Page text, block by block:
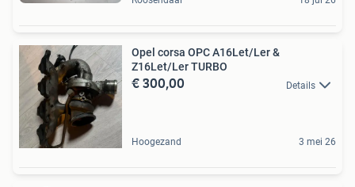
Opel corsa OPC A16Let/Ler &
Z16Let/Ler TURBO
€ 300,00 Details
Hoogezand 3 mei 26